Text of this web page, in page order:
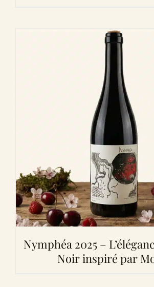
Nymphéa 2025 –
Noir inspiré par